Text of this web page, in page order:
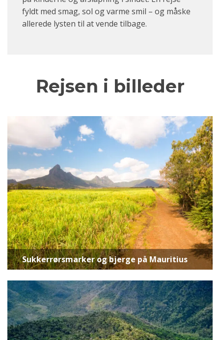
fyldt med smag, sol og varme smil – og måske
allerede lysten til at vende tilbage.
Rejsen i billeder
Sukkerrørsmarker og bjerge på Mauritius